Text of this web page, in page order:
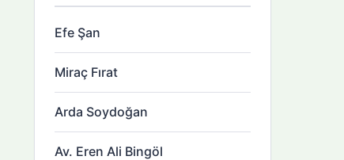
Efe Şan
Miraç Fırat
Arda Soydoğan
Av. Eren Ali Bingöl